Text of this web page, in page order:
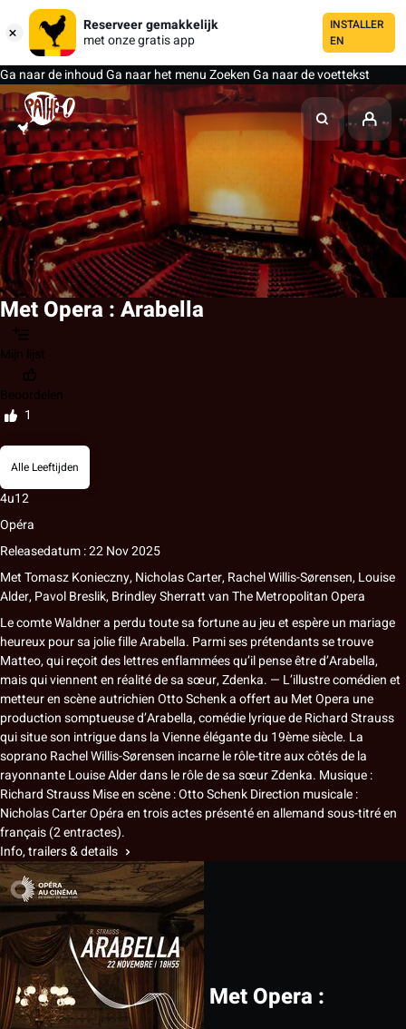
Reserveer gemakkelijk
met onze gratis app
INSTALLER
EN
Ga naar de inhoudGa naar het menuZoekenGa naar de voettekst
Met Opera : Arabella
Mijn lijst
Beoordelen
1
Alle Leeftijden
4u12
Opéra
Releasedatum : 22 Nov 2025
MetTomasz Konieczny, Nicholas Carter, Rachel Willis-Sørensen, Louise
Alder, Pavol Breslik, Brindley SherrattvanThe Metropolitan Opera
Le comte Waldner a perdu toute sa fortune au jeu et espère un mariage
heureux pour sa jolie fille Arabella. Parmi ses prétendants se trouve
Matteo, qui reçoit des lettres enflammées qu’il pense être d’Arabella,
mais qui viennent en réalité de sa sœur, Zdenka. — L’illustre comédien et
metteur en scène autrichien Otto Schenk a offert au Met Opera une
production somptueuse d’Arabella, comédie lyrique de Richard Strauss
qui situe son intrigue dans la Vienne élégante du 19ème siècle. La
soprano Rachel Willis-Sørensen incarne le rôle-titre aux côtés de la
rayonnante Louise Alder dans le rôle de sa sœur Zdenka. Musique :
Richard Strauss Mise en scène : Otto Schenk Direction musicale :
Nicholas Carter Opéra en trois actes présenté en allemand sous-titré en
français (2 entractes).
Info, trailers & details
Met Opera :